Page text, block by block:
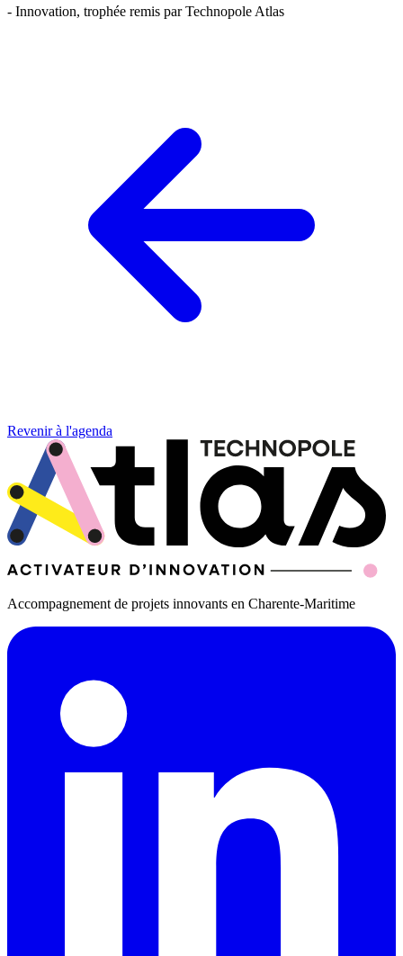
- Innovation, trophée remis par Technopole Atlas
Revenir à l'agenda
Accompagnement de projets innovants en Charente-Maritime